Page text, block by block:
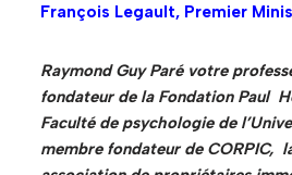
François Legault, Premier
Raymond Guy Paré votre
fondateur de la Fondation Paul
Faculté de psychologie de
membre fondateur de CORPIC,